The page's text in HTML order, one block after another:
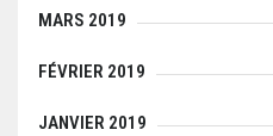
MARS 2019
FÉVRIER 2019
JANVIER 2019